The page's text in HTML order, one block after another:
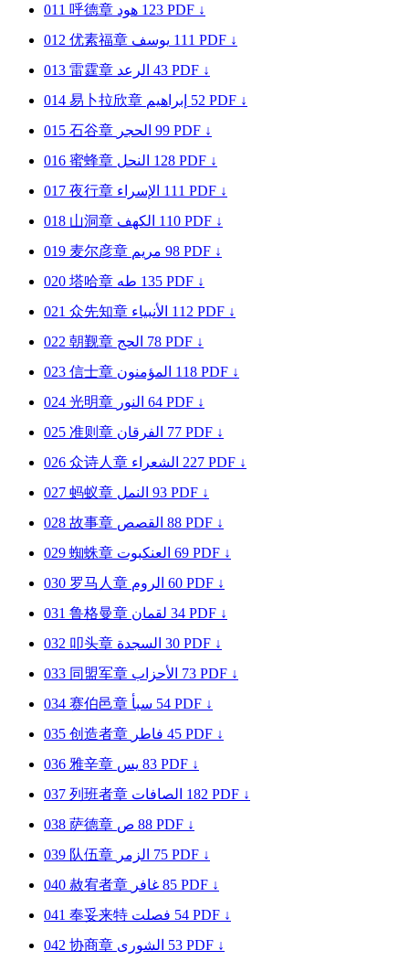
011 呼德章 هود 123 PDF ↓
012 优素福章 يوسف 111 PDF ↓
013 雷霆章 الرعد 43 PDF ↓
014 易卜拉欣章 إبراهيم 52 PDF ↓
015 石谷章 الحجر 99 PDF ↓
016 蜜蜂章 النحل 128 PDF ↓
017 夜行章 الإسراء 111 PDF ↓
018 山洞章 الكهف 110 PDF ↓
019 麦尔彦章 مريم 98 PDF ↓
020 塔哈章 طه 135 PDF ↓
021 众先知章 الأنبياء 112 PDF ↓
022 朝觐章 الحج 78 PDF ↓
023 信士章 المؤمنون 118 PDF ↓
024 光明章 النور 64 PDF ↓
025 准则章 الفرقان 77 PDF ↓
026 众诗人章 الشعراء 227 PDF ↓
027 蚂蚁章 النمل 93 PDF ↓
028 故事章 القصص 88 PDF ↓
029 蜘蛛章 العنكبوت 69 PDF ↓
030 罗马人章 الروم 60 PDF ↓
031 鲁格曼章 لقمان 34 PDF ↓
032 叩头章 السجدة 30 PDF ↓
033 同盟军章 الأحزاب 73 PDF ↓
034 赛伯邑章 سبأ 54 PDF ↓
035 创造者章 فاطر 45 PDF ↓
036 雅辛章 يس 83 PDF ↓
037 列班者章 الصافات 182 PDF ↓
038 萨德章 ص 88 PDF ↓
039 队伍章 الزمر 75 PDF ↓
040 赦宥者章 غافر 85 PDF ↓
041 奉妥来特 فصلت 54 PDF ↓
042 协商章 الشورى 53 PDF ↓